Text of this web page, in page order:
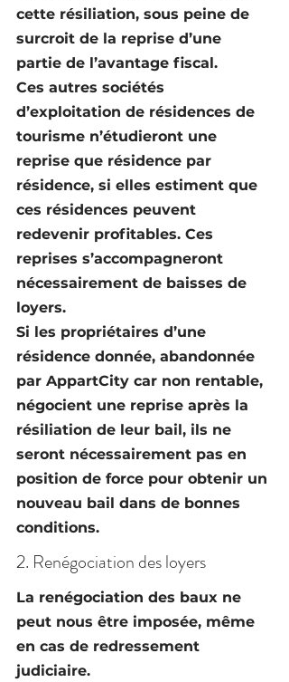
cette résiliation, sous peine de
surcroit de la reprise d’une
partie de l’avantage fiscal.
Ces autres sociétés
d’exploitation de résidences de
tourisme n’étudieront une
reprise que résidence par
résidence, si elles estiment que
ces résidences peuvent
redevenir profitables. Ces
reprises s’accompagneront
nécessairement de baisses de
loyers.
Si les propriétaires d’une
résidence donnée, abandonnée
par AppartCity car non rentable,
négocient une reprise après la
résiliation de leur bail, ils ne
seront nécessairement pas en
position de force pour obtenir un
nouveau bail dans de bonnes
conditions.
2. Renégociation des loyers
La renégociation des baux ne
peut nous être imposée, même
en cas de redressement
judiciaire.